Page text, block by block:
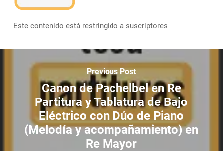
Este contenido está restringido a suscriptores
Previous Post
Canon de Pachelbel en Re
Partitura y Tablatura de Bajo
Eléctrico con Dúo de Piano
(Melodía y acompañamiento) en
Re Mayor